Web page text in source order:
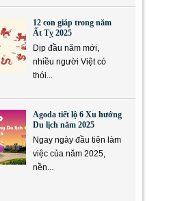
12 con giáp trong năm
Ất Tỵ 2025
Dịp đầu năm mới,
nhiều người Việt có
thói...
Agoda tiết lộ 6 Xu hướng
Du lịch năm 2025
Ngay ngày đầu tiên làm
việc của năm 2025,
nền...